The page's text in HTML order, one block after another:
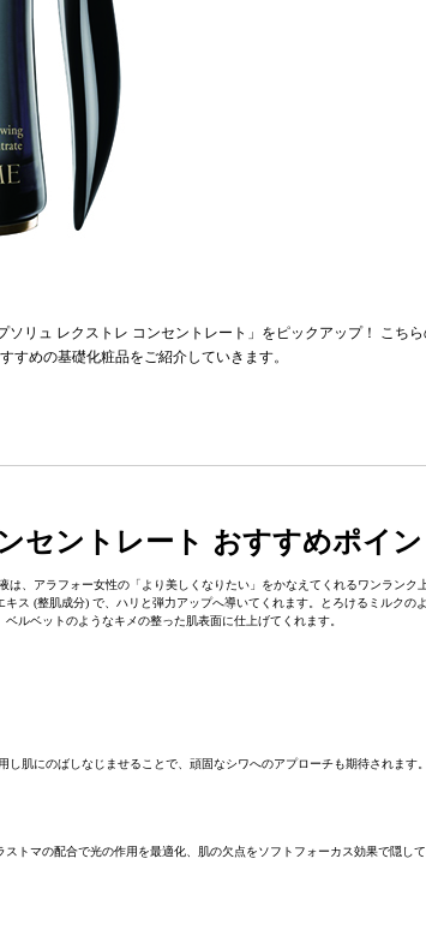
リュ レクストレ コンセントレート」をピックアップ！ こちら
めの基礎化粧品をご紹介していきます。
セントレート おすすめポイン
、アラフォー女性の「より美しくなりたい」をかなえてくれるワンランク
ス (整肌成分) で、ハリと弾力アップへ導いてくれます。とろけるミルクの
ルベットのようなキメの整った肌表面に仕上げてくれます。
肌にのばしなじませることで、頑固なシワへのアプローチも期待されます。
トマの配合で光の作用を最適化、肌の欠点をソフトフォーカス効果で隠し